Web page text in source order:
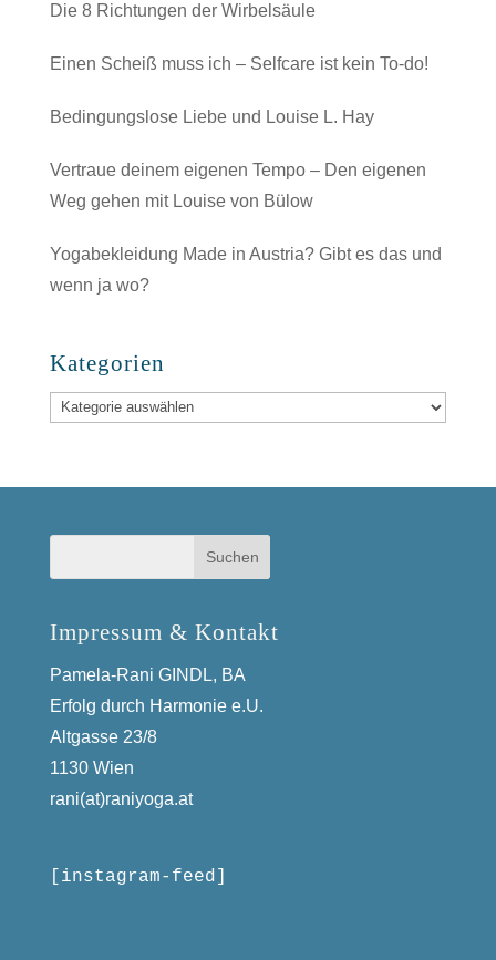
Die 8 Richtungen der Wirbelsäule
Einen Scheiß muss ich – Selfcare ist kein To-do!
Bedingungslose Liebe und Louise L. Hay
Vertraue deinem eigenen Tempo – Den eigenen
Weg gehen mit Louise von Bülow
Yogabekleidung Made in Austria? Gibt es das und
wenn ja wo?
Kategorien
Kategorien
Impressum & Kontakt
Pamela-Rani GINDL, BA
Erfolg durch Harmonie e.U.
Altgasse 23/8
1130 Wien
rani(at)raniyoga.at
[instagram-feed]